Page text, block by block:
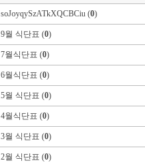
soJoyqySzATkXQCBCiu (0)
9월 식단표 (0)
7월식단표 (0)
6월식단표 (0)
5월 식단표 (0)
4월식단표 (0)
3월 식단표 (0)
2월 식단표 (0)